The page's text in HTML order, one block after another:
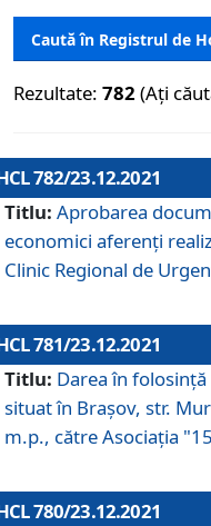
Caută în Registrul de
Rezultate: 782 (Ați
782/23.12.2021
Titlu: Aprobarea
economici aferenți
Clinic Regional de
781/23.12.2021
Titlu: Darea în
situat în Braşov, str.
m.p., către Asociaţia
780/23.12.2021